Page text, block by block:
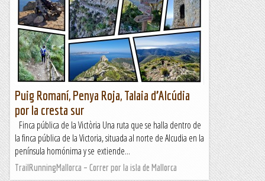
Puig Romaní, Penya Roja, Talaia d’Alcúdia
por la cresta sur
Finca pública de la Victòria Una ruta que se halla dentro de
la finca pública de la Victoria, situada al norte de Alcudia en la
península homónima y se extiende...
TrailRunningMallorca – Correr por la isla de Mallorca